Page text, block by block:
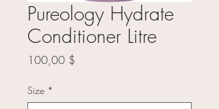
Pureology Hydrate
Conditioner Litre
100,00 $
Size *